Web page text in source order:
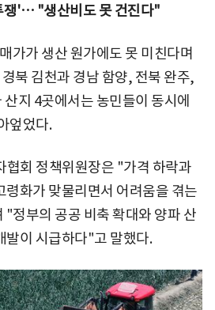
'… "생산비도 못 건진다"
가가 생산 원가에도 못 미친다며
북 김천과 경남 함양, 전북 완주,
지 4곳에서는 농민들이 동시에
엎었다.
협회 정책위원장은 "가격 하락과
령화가 맞물리면서 어려움을 겪는
정부의 공공 비축 확대와 양파 산
발이 시급하다"고 말했다.